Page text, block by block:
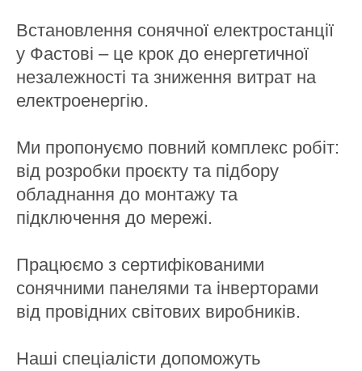
Встановлення сонячної електростанції
у Фастові – це крок до енергетичної
незалежності та зниження витрат на
електроенергію.
Ми пропонуємо повний комплекс робіт:
від розробки проєкту та підбору
обладнання до монтажу та
підключення до мережі.
Працюємо з сертифікованими
сонячними панелями та інверторами
від провідних світових виробників.
Наші спеціалісти допоможуть